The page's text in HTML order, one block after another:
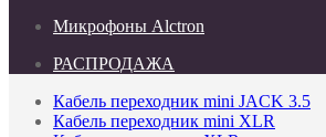
Микрофоны Alctron
РАСПРОДАЖА
Кабель переходник mini JACK 3.5
Кабель переходник mini XLR